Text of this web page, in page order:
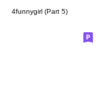
4funnygirl (Part 5)